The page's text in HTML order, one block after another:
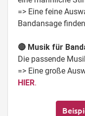
=> Eine feine
Bandansage
🔴 Musik für
Die passende
=> Eine große
HIER.